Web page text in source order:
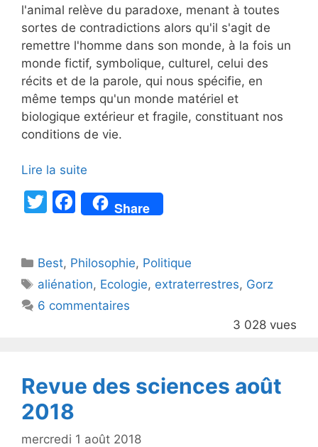
l'animal relève du paradoxe, menant à toutes
sortes de contradictions alors qu'il s'agit de
remettre l'homme dans son monde, à la fois un
monde fictif, symbolique, culturel, celui des
récits et de la parole, qui nous spécifie, en
même temps qu'un monde matériel et
biologique extérieur et fragile, constituant nos
conditions de vie.
Lire la suite
T
er
F
a
e
b
o
Share
Catégories
Best, Philosophie, Politique
Étiquettes
aliénation, Ecologie, extraterrestres, Gorz
6 commentaires
3 028 vues
Revue des sciences août
2018
mercredi 1 août 2018